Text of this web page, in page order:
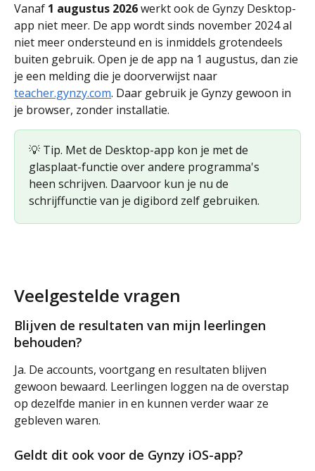
Vanaf 1 augustus 2026 werkt ook de Gynzy Desktop-
app niet meer. De app wordt sinds november 2024 al
niet meer ondersteund en is inmiddels grotendeels
buiten gebruik. Open je de app na 1 augustus, dan zie
je een melding die je doorverwijst naar
teacher.gynzy.com. Daar gebruik je Gynzy gewoon in
je browser, zonder installatie.
💡 Tip. Met de Desktop-app kon je met de
glasplaat-functie over andere programma's
heen schrijven. Daarvoor kun je nu de
schrijffunctie van je digibord zelf gebruiken.
Veelgestelde vragen
Blijven de resultaten van mijn leerlingen
behouden?
Ja. De accounts, voortgang en resultaten blijven
gewoon bewaard. Leerlingen loggen na de overstap
op dezelfde manier in en kunnen verder waar ze
gebleven waren.
Geldt dit ook voor de Gynzy iOS-app?